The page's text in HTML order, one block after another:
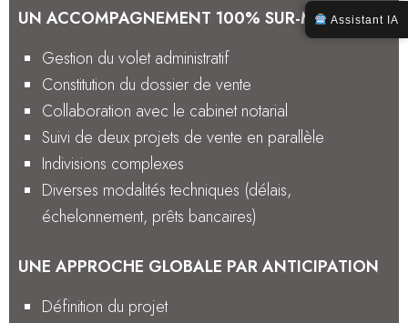
UN ACCOMPAGNEMENT 100% SUR-MESURE
Gestion du volet administratif
Constitution du dossier de vente
Collaboration avec le cabinet notarial
Suivi de deux projets de vente en parallèle
Indivisions complexes
Diverses modalités techniques (délais,
échelonnement, prêts bancaires)
UNE APPROCHE GLOBALE PAR ANTICIPATION
Définition du projet
Assistant IA